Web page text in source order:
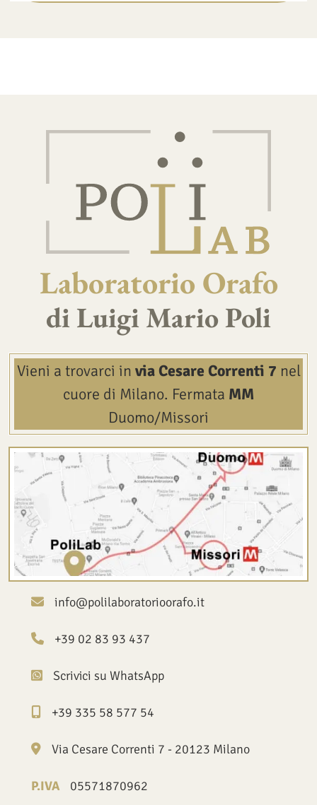
Laboratorio Orafo
di Luigi Mario Poli
Vieni a trovarci in via Cesare Correnti 7 nel
cuore di Milano. Fermata MM
Duomo/Missori
info@polilaboratorioorafo.it
+39 02 83 93 437
Scrivici su WhatsApp
+39 335 58 577 54
Via Cesare Correnti 7 - 20123 Milano
P.IVA 05571870962